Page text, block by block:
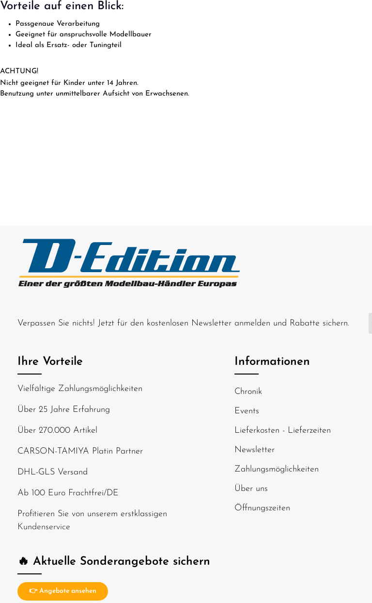
Vorteile auf einen Blick:
Passgenaue Verarbeitung
Geeignet für anspruchsvolle Modellbauer
Ideal als Ersatz- oder Tuningteil
ACHTUNG!
Nicht geeignet für Kinder unter 14 Jahren.
Benutzung unter unmittelbarer Aufsicht von Erwachsenen.
Verpassen Sie nichts! Jetzt für den kostenlosen Newsletter anmelden und Rabatte sichern.
🔥 Aktuelle Sonderangebote sichern
👉 Angebote ansehen
Ihre Vorteile
Vielfältige Zahlungsmöglichkeiten
Über 25 Jahre Erfahrung
Über 270.000 Artikel
CARSON-TAMIYA Platin Partner
DHL-GLS Versand
Ab 100 Euro Frachtfrei/DE
Profitieren Sie von unserem erstklassigen
Kundenservice
Informationen
Chronik
Events
Lieferkosten - Lieferzeiten
Newsletter
Zahlungsmöglichkeiten
Über uns
Öffnungszeiten